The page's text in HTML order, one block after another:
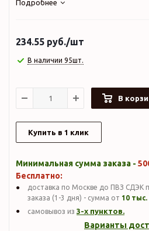
Подробнее
234.55 руб./шт
В наличии 95шт.
В
Купить в 1 клик
Минимальная сумма заказа -
Бесплатно:
доставка по Москве до ПВЗ СДЭК
заказа (1-3 дня) - сумма от 10 тыс.
самовывоз из 3-х пунктов.
Варианты